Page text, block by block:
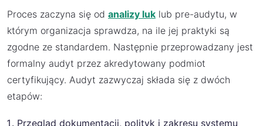
Proces zaczyna się od analizy luk lub pre-audytu, w
którym organizacja sprawdza, na ile jej praktyki są
zgodne ze standardem. Następnie przeprowadzany jest
formalny audyt przez akredytowany podmiot
certyfikujący. Audyt zazwyczaj składa się z dwóch
etapów:
Przegląd dokumentacji, polityk i zakresu systemu